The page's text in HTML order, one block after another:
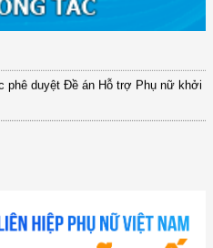
Nghị quyết số 72-NQ/TW ngày
phê duyệt Đề án Hỗ trợ Phụ nữ khởi